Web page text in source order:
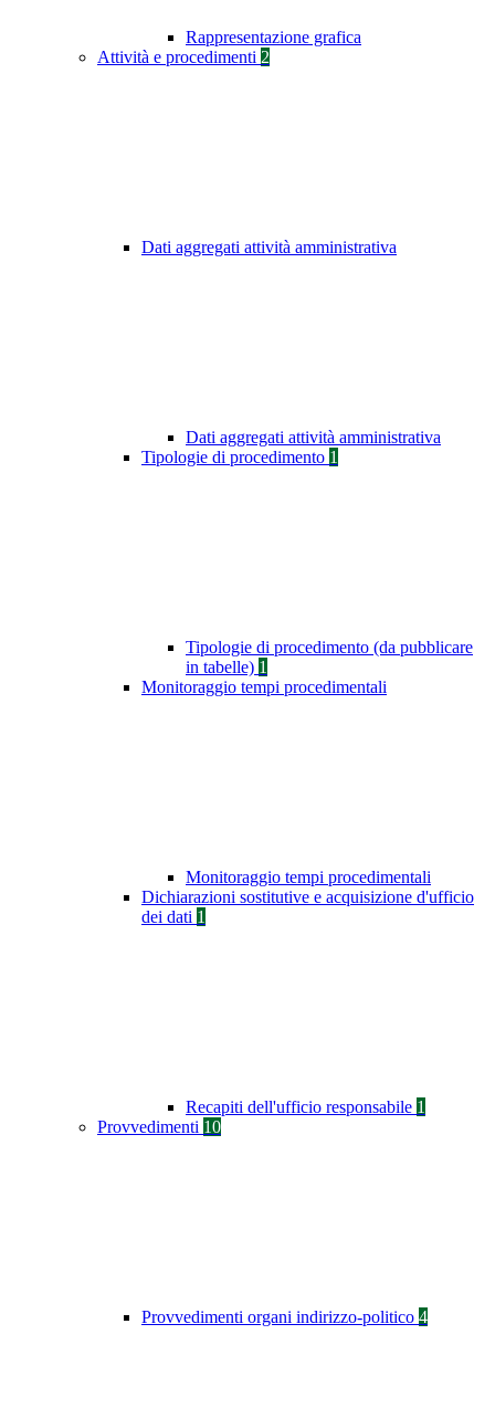
Rappresentazione grafica
Attività e procedimenti 2
Dati aggregati attività amministrativa
Dati aggregati attività amministrativa
Tipologie di procedimento 1
Tipologie di procedimento (da pubblicare
in tabelle) 1
Monitoraggio tempi procedimentali
Monitoraggio tempi procedimentali
Dichiarazioni sostitutive e acquisizione d'ufficio
dei dati 1
Recapiti dell'ufficio responsabile 1
Provvedimenti 10
Provvedimenti organi indirizzo-politico 4